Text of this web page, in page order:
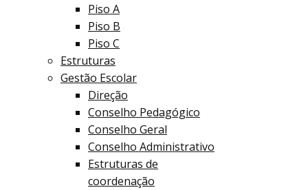
Piso A
Piso B
Piso C
Estruturas
Gestão Escolar
Direção
Conselho Pedagógico
Conselho Geral
Conselho Administrativo
Estruturas de
coordenação